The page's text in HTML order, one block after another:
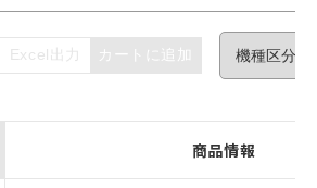
Excel出力 カートに追加
商品情報